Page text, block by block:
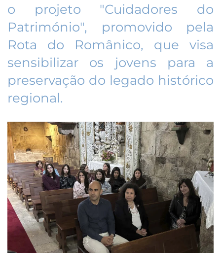
o projeto "Cuidadores do
Património", promovido pela
Rota do Românico, que visa
sensibilizar os jovens para a
preservação do legado histórico
regional.